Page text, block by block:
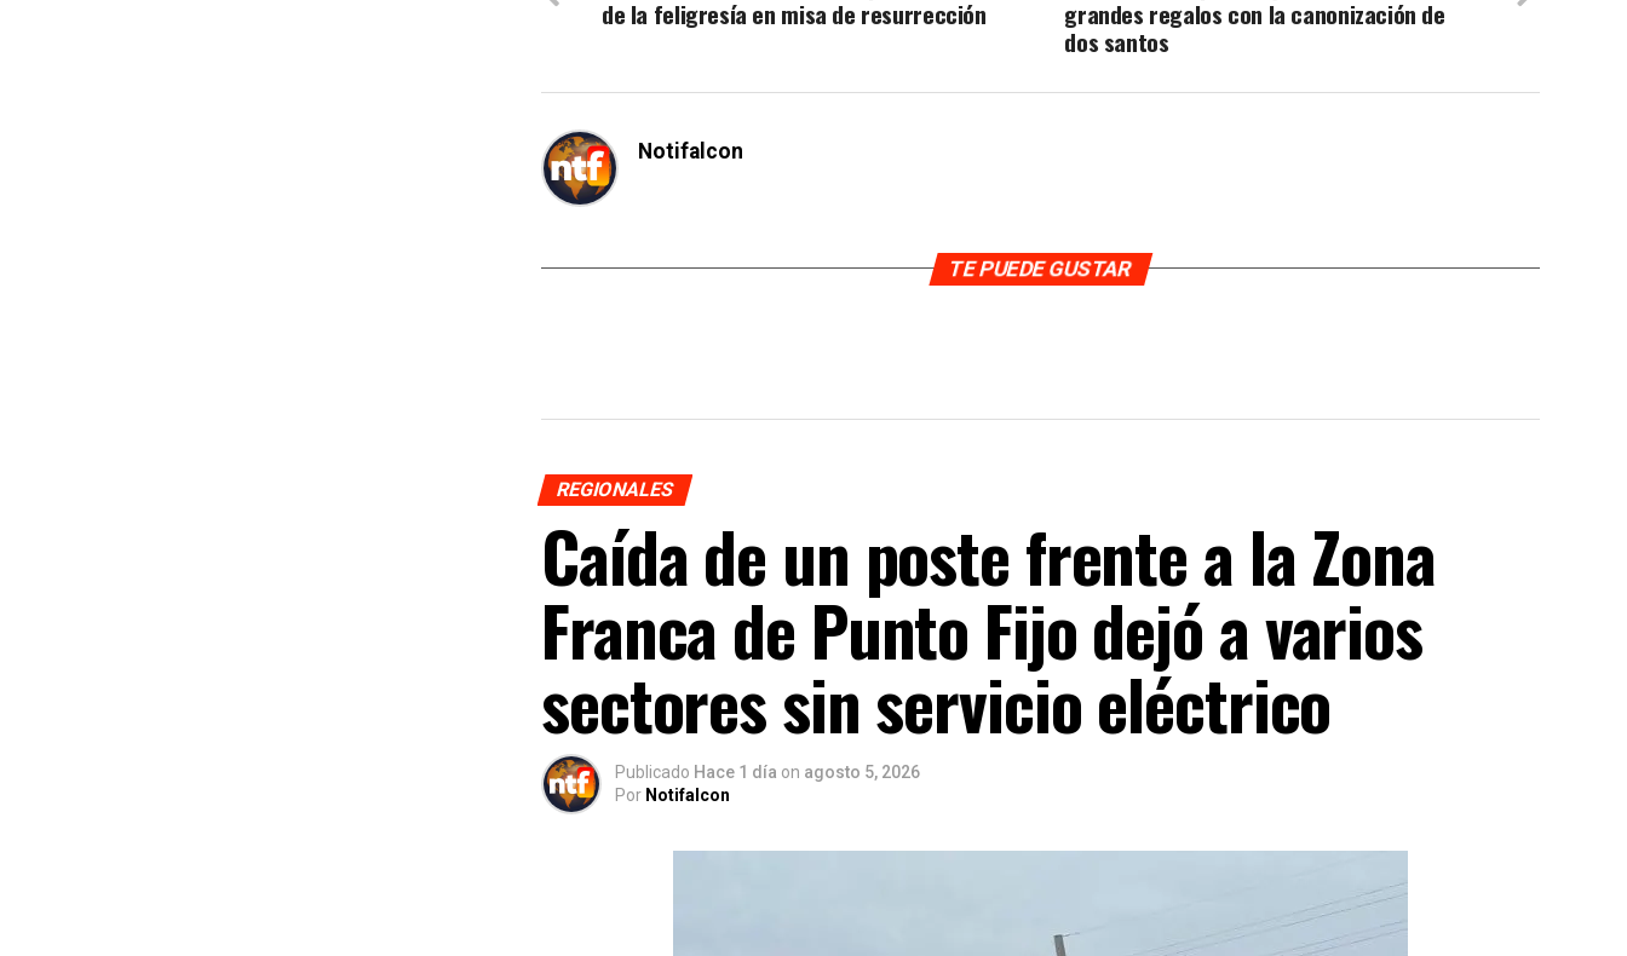
grandes regalos con la canonización de
dos santos
de la feligresía en misa de resurrección
Notifalcon
TE PUEDE GUSTAR
REGIONALES
Caída de un poste frente a la Zona
Franca de Punto Fijo dejó a varios
sectores sin servicio eléctrico
Publicado Hace 1 día on agosto 5, 2026
Por Notifalcon